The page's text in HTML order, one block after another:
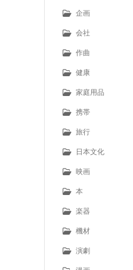
企画
会社
作曲
健康
家庭用品
携帯
旅行
日本文化
映画
本
楽器
機材
演劇